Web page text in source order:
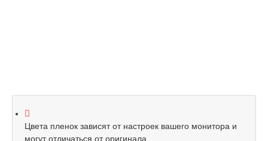
Цвета пленок зависят от настроек вашего монитора и
могут отличаться от оригинала